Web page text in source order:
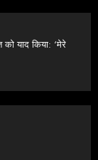
याद किया: ‘मेरे